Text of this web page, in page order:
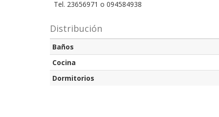
  Tel. 23656971 o 094584938
Distribución
Baños
Cocina
Dormitorios